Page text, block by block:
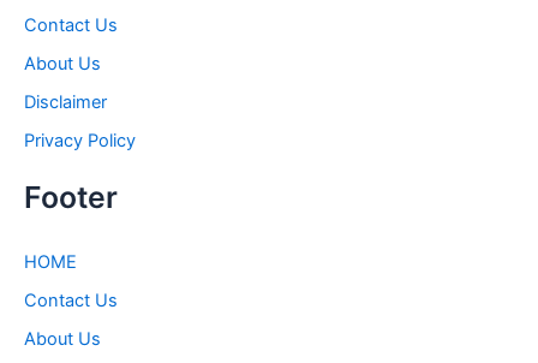
Contact Us
About Us
Disclaimer
Privacy Policy
Footer
HOME
Contact Us
About Us